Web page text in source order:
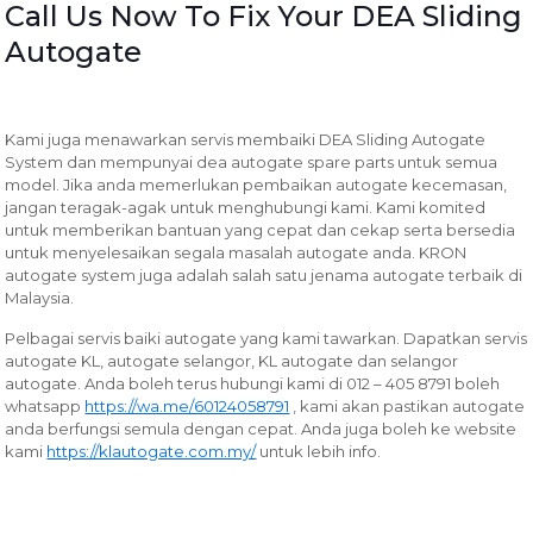
Call Us Now To Fix Your DEA Sliding
Autogate
Kami juga menawarkan servis membaiki DEA Sliding Autogate
System dan mempunyai dea autogate spare parts untuk semua
model. Jika anda memerlukan pembaikan autogate kecemasan,
jangan teragak-agak untuk menghubungi kami. Kami komited
untuk memberikan bantuan yang cepat dan cekap serta bersedia
untuk menyelesaikan segala masalah autogate anda. KRON
autogate system juga adalah salah satu jenama autogate terbaik di
Malaysia.
Pelbagai servis baiki autogate yang kami tawarkan. Dapatkan servis
autogate KL, autogate selangor, KL autogate dan selangor
autogate. Anda boleh terus hubungi kami di 012 – 405 8791 boleh
whatsapp https://wa.me/60124058791
, kami akan pastikan autogate
anda berfungsi semula dengan cepat. Anda juga boleh ke website
kami https://klautogate.com.my/ untuk lebih info.